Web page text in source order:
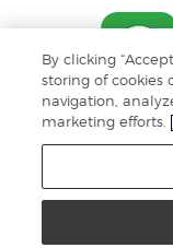
By clicking
storing of cookies
navigation,
marketing efforts.